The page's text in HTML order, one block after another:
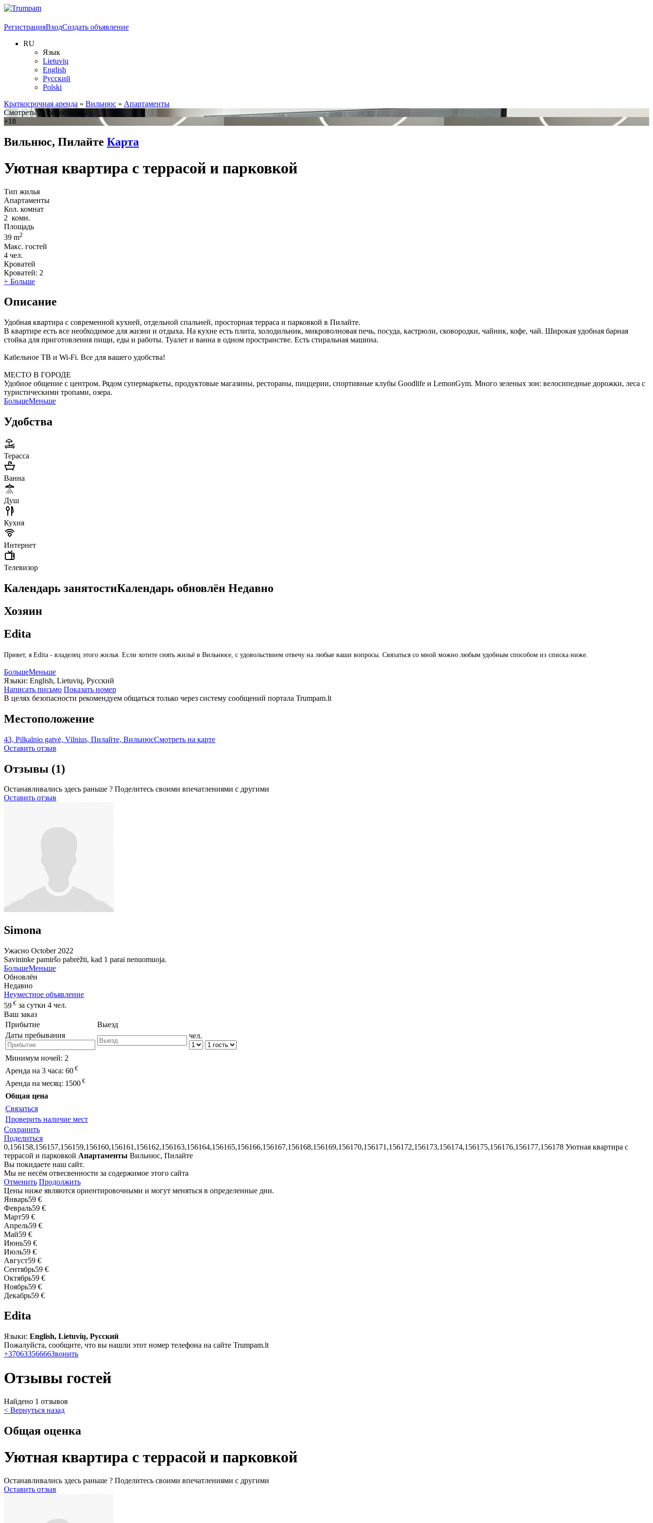
РегистрацияВходСоздать объявление
RU
Язык
Lietuvių
English
Русский
Polski
Краткосрочная аренда » Вильнюс » Апартаменты
Смотреть 22 фотографий
+18
Вильнюс, Пилайте Карта
Уютная квартира с террасой и парковкой
Тип жилья
Апартаменты
Кол. комнат
2 комн.
Площадь
39 m2
Макс. гостей
4 чел.
Кроватей
Кроватей: 2
+ Больше
Описание
Удобная квартира с современной кухней, отдельной спальней, просторная терраса и парковкой в Пилайте.
В квартире есть все необходимое для жизни и отдыха. На кухне есть плита, холодильник, микроволновая печь, посуда, кастрюли, сковородки, чайник, кофе, чай. Широкая удобная барная
стойка для приготовления пищи, еды и работы. Туалет и ванна в одном пространстве. Есть стиральная машина.
Кабельное ТВ и Wi-Fi. Все для вашего удобства!
МЕСТО В ГОРОДЕ
Удобное общение с центром. Рядом супермаркеты, продуктовые магазины, рестораны, пиццерии, спортивные клубы Goodlife и LemonGym. Много зеленых зон: велосипедные дорожки, леса с
туристическими тропами, озера.
БольшеМеньше
Удобства
Терасса
Ванна
Душ
Кухня
Интернет
Телевизор
Календарь занятостиКалендарь обновлён Недавно
Хозяин
Edita
Привет, я Edita - владелец этого жилья. Если хотите снять жильё в Вильнюсе, с удовольствием отвечу на любые ваши вопросы. Связаться со мной можно любым удобным способом из списка ниже.
БольшеМеньше
Языки: English, Lietuvių, Русский
Написать письмо Показать номер
В целях безопасности рекомендуем общаться только через систему сообщений портала Trumpam.lt
Местоположение
43, Pilkalnio gatvė, Vilnius, Пилайте, ВильнюсСмотреть на карте
Оставить отзыв
Отзывы (1)
Останавливались здесь раньше ? Поделитесь своими впечатлениями с другими
Оставить отзыв
Simona
Ужасно October 2022
Savininke pamiršo pabrėžti, kad 1 parai nenuomuoja.
БольшеМеньше
Обновлён
Недавно
Неуместное объявление
59 € за сутки 4 чел.
Ваш заказ
Прибытие
Выезд
Даты пребывания
чел.
Минимум ночей: 2
Аренда на 3 часа: 60 €
Аренда на месяц: 1500 €
Общая цена
Связаться
Проверить наличие мест
Сохранить
Поделиться
0,156158,156157,156159,156160,156161,156162,156163,156164,156165,156166,156167,156168,156169,156170,156171,156172,156173,156174,156175,156176,156177,156178 Уютная квартира с
террасой и парковкой Апартаменты Вильнюс, Пилайте
Вы покидаете наш сайт.
Мы не несём отвесвенности за содержимое этого сайта
Отменить Продолжить
Цены ниже являются ориентировочными и могут меняться в определенные дни.
Январь59 €
Февраль59 €
Март59 €
Апрель59 €
Май59 €
Июнь59 €
Июль59 €
Август59 €
Сентябрь59 €
Октябрь59 €
Ноябрь59 €
Декабрь59 €
Edita
Языки: English, Lietuvių, Русский
Пожалуйста, сообщите, что вы нашли этот номер телефона на сайте Trumpam.lt
+37063356666Звонить
Отзывы гостей
Найдено 1 отзывов
< Вернуться назад
Общая оценка
Уютная квартира с террасой и парковкой
Останавливались здесь раньше ? Поделитесь своими впечатлениями с другими
Оставить отзыв